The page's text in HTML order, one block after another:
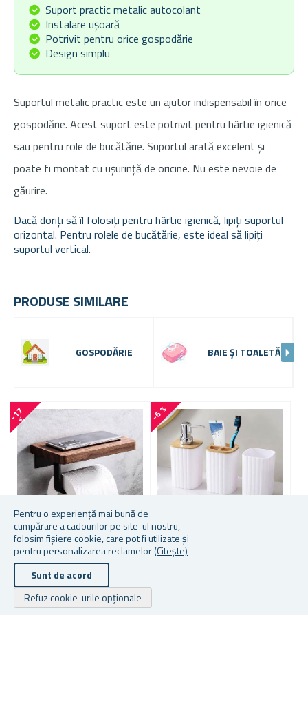
Pentru o experiență mai bună de
cumpărare a cadourilor pe site-ul nostru,
folosim fișiere cookie, care pot fi utilizate și
pentru personalizarea reclamelor(Citește)
Sunt de acord
Refuz cookie-urile opționale
Suport practic metalic autocolant
Instalare ușoară
Potrivit pentru orice gospodărie
Design simplu
Suportul metalic practic este un ajutor indispensabil în orice
gospodărie. Acest suport este potrivit pentru hârtie igienică
sau pentru role de bucătărie. Suportul arată excelent și
poate fi montat cu ușurință de oricine. Nu este nevoie de
găurire.
Dacă doriți să îl folosiți pentru hârtie igienică, lipiți suportul
orizontal. Pentru rolele de bucătărie, este ideal să lipiți
suportul vertical.
PRODUSE SIMILARE
GOSPODĂRIE BAIE ȘI TOALETĂ
-
1
7
%
SUPORT PENTRU HÂRTIE
IGIENICĂ CU RAFT
-6 %
SET DE BAIE ALB CU